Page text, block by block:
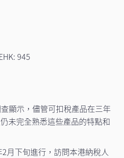
945
顯示，儘管可扣稅產品在三年
未完全熟悉這些產品的特點和
月下旬進行，訪問本港納稅人